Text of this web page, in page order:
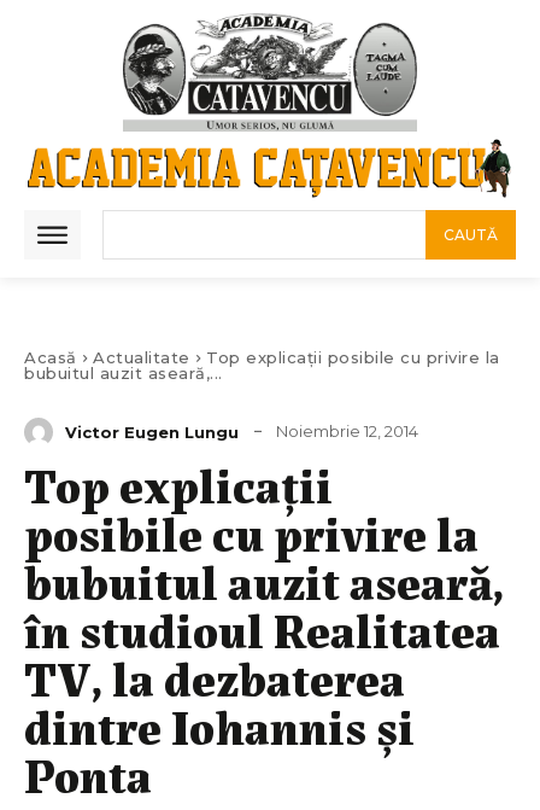
CAUTĂ
Acasă Actualitate
Top explicații posibile cu privire la
bubuitul auzit aseară,...
Victor Eugen Lungu Noiembrie 12, 2014
Top explicații
posibile cu privire la
bubuitul auzit aseară,
în studioul Realitatea
TV, la dezbaterea
dintre Iohannis și
Ponta